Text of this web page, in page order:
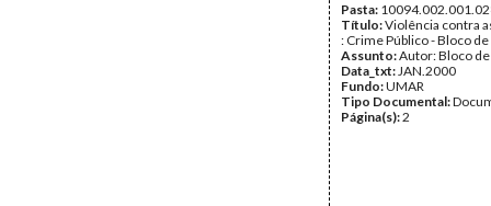
Pasta:
Título:Violência contra
: Crime Público - Bloco
Assunto:Autor: Bloco
Data_txt:JAN.2000
Fundo:UMAR
Tipo Documental:
Página(s):2